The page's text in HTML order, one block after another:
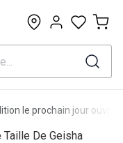
0
le prochain jour
De Geisha